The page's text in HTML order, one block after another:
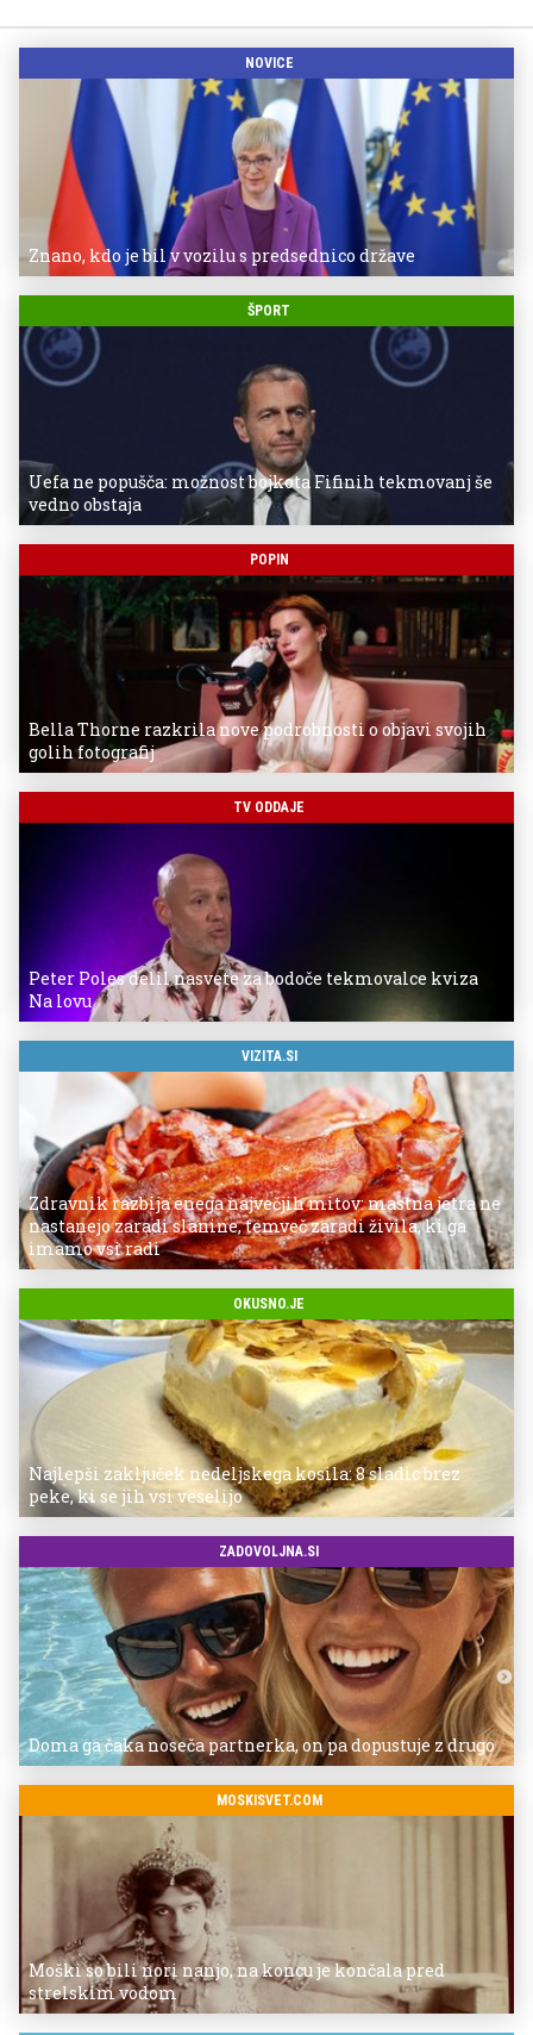
NOVICE
Znano, kdo je bil v vozilu s predsednico države
ŠPORT
Uefa ne popušča: možnost bojkota Fifinih tekmovanj še
vedno obstaja
POPIN
Bella Thorne razkrila nove podrobnosti o objavi svojih
golih fotografij
TV ODDAJE
Peter Poles delil nasvete za bodoče tekmovalce kviza
Na lovu
VIZITA.SI
Zdravnik razbija enega največjih mitov: mastna jetra ne
nastanejo zaradi slanine, temveč zaradi živila, ki ga
imamo vsi radi
OKUSNO.JE
Najlepši zaključek nedeljskega kosila: 8 sladic brez
peke, ki se jih vsi veselijo
ZADOVOLJNA.SI
Doma ga čaka noseča partnerka, on pa dopustuje z drugo
MOSKISVET.COM
Moški so bili nori nanjo, na koncu je končala pred
strelskim vodom